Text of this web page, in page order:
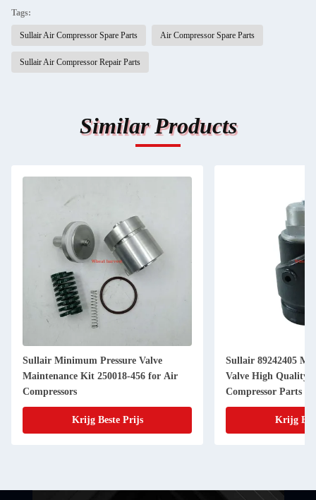
Tags:
Sullair Air Compressor Spare Parts Air Compressor Spare Parts
Sullair Air Compressor Repair Parts
Similar Products
Sullair Minimum Pressure Valve
Maintenance Kit 250018-456 for Air
Compressors
Krijg Beste Prijs
Sullair 89242405 Minimum Pressure
Valve High Quality
Compressor Parts
Krijg